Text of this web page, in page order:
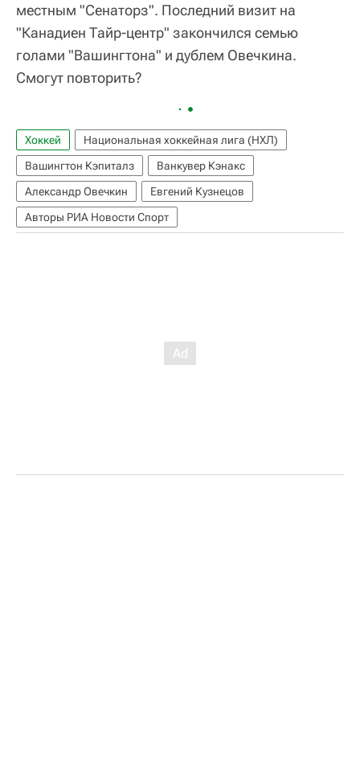
местным "Сенаторз". Последний визит на
"Канадиен Тайр-центр" закончился семью
голами "Вашингтона" и дублем Овечкина.
Смогут повторить?
Хоккей
Национальная хоккейная лига (НХЛ)
Вашингтон Кэпиталз
Ванкувер Кэнакс
Александр Овечкин
Евгений Кузнецов
Авторы РИА Новости Спорт